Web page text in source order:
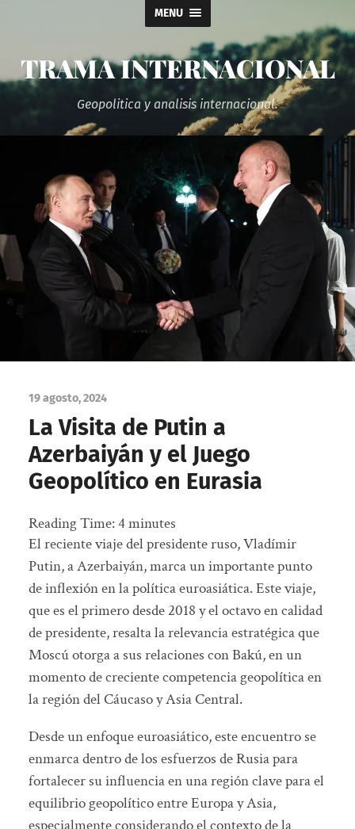
MENU
TRAMA INTERNACIONAL
Geopolitica y analisis internacional.
19 agosto, 2024
La Visita de Putin a
Azerbaiyán y el Juego
Geopolítico en Eurasia
Reading Time:4minutes
El reciente viaje del presidente ruso, Vladímir
Putin, a Azerbaiyán, marca un importante punto
de inflexión en la política euroasiática. Este viaje,
que es el primero desde 2018 y el octavo en calidad
de presidente, resalta la relevancia estratégica que
Moscú otorga a sus relaciones con Bakú, en un
momento de creciente competencia geopolítica en
la región del Cáucaso y Asia Central.
Desde un enfoque euroasiático, este encuentro se
enmarca dentro de los esfuerzos de Rusia para
fortalecer su influencia en una región clave para el
equilibrio geopolítico entre Europa y Asia,